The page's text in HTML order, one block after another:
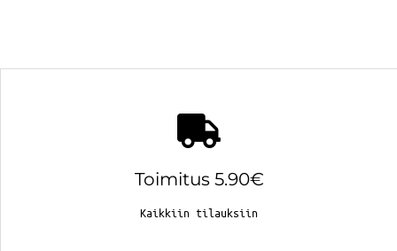
Toimitus 5.90€
Kaikkiin tilauksiin